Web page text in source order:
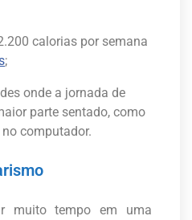
calorias por semana
;
onde a jornada de
parte sentado, como
computador.
muito tempo em uma